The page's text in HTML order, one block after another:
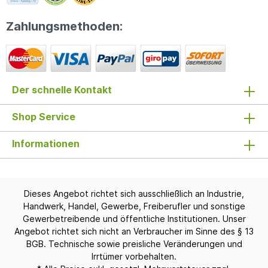
Zahlungsmethoden:
Der schnelle Kontakt
Shop Service
Informationen
Dieses Angebot richtet sich ausschließlich an Industrie,
Handwerk, Handel, Gewerbe, Freiberufler und sonstige
Gewerbetreibende und öffentliche Institutionen. Unser
Angebot richtet sich nicht an Verbraucher im Sinne des § 13
BGB. Technische sowie preisliche Veränderungen und
Irrtümer vorbehalten.